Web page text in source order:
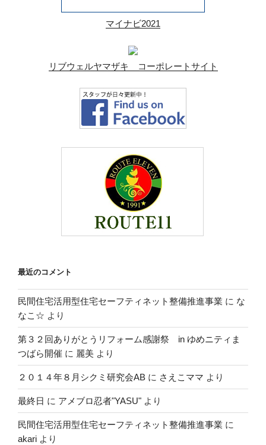
マイナビ2021
リブウェルヤマザキ コーポレートサイト
最近のコメント
民間住宅活用型住宅セーフティネット整備推進事業 に な
なこ☆ より
第３２回ありがとうリフォーム感謝祭 in ゆめニティま
つばら開催 に 麗美 より
２０１４年８月シクミ研究会AB に さえこママ より
最終日 に アメブロ忍者"YASU" より
民間住宅活用型住宅セーフティネット整備推進事業 に
akari より